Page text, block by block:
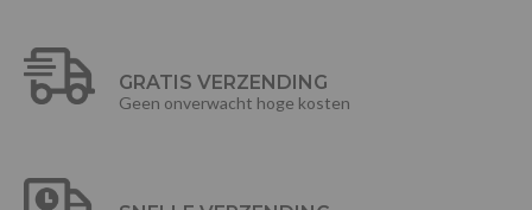
GRATIS VERZENDING
Geen onverwacht hoge kosten